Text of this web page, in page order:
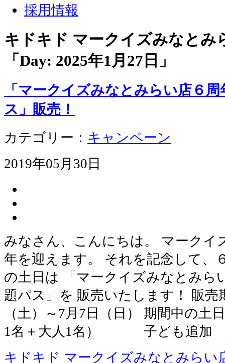
採用情報
キドキド マークイズみなと
「Day: 2025年1月27日 」
「マークイズみなとみらい店６
ス」販売！
カテゴリー： キャンペーン
2019年05月30日
みなさん、こんにちは。 マークイ
年を迎えます。 それを記念して、
の土日は 「マークイズみなとみら
題パス」を 販売いたします！ 販売
（土）～7月7日（日） 期間中の土
1名＋大人1名） 子ども追
キドキド マークイズみなとみらい